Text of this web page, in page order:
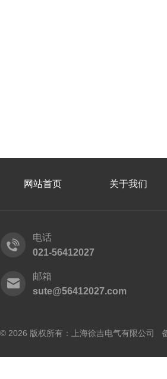
网站首页 关于我们
电话
021-56412027
邮箱
sute@56412027.com
© 2026 版权所有：上海徐吉电气有限公司